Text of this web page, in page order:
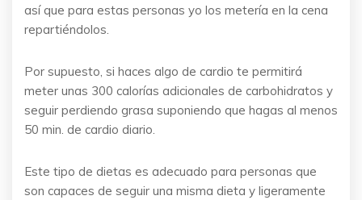
así que para estas personas yo los metería en la cena
repartiéndolos.
Por supuesto, si haces algo de cardio te permitirá
meter unas 300 calorías adicionales de carbohidratos y
seguir perdiendo grasa suponiendo que hagas al menos
50 min. de cardio diario.
Este tipo de dietas es adecuado para personas que
son capaces de seguir una misma dieta y ligeramente